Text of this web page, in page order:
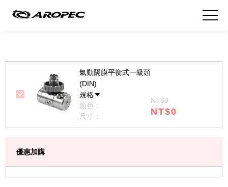
氣動隔膜平衡式一級頭
(DIN)
規格
顏色：
尺寸：
NT$0
NT$0
優惠加購